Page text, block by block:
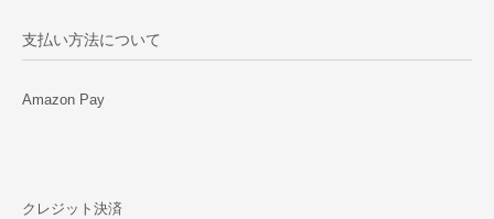
支払い方法について
Amazon Pay
クレジット決済